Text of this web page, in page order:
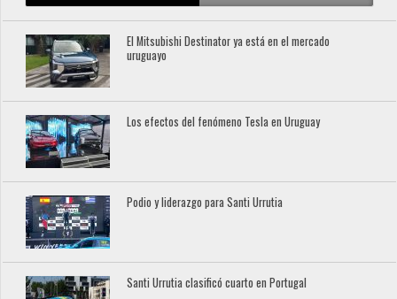
El Mitsubishi Destinator ya está en el mercado
uruguayo
Los efectos del fenómeno Tesla en Uruguay
Podio y liderazgo para Santi Urrutia
Santi Urrutia clasificó cuarto en Portugal